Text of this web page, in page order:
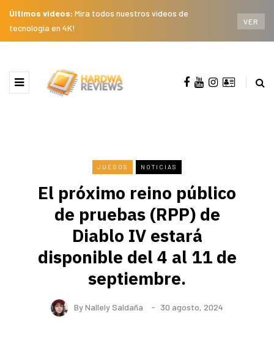
Últimos videos: Mira todos nuestros videos de
tecnología en 4K!
VER
JUEGOS NOTICIAS
El próximo reino público
de pruebas (RPP) de
Diablo IV estará
disponible del 4 al 11 de
septiembre.
ByNallely Saldaña 30 agosto, 2024